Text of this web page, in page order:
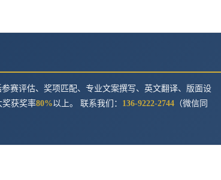
参赛评估、奖项匹配、专业文案撰写、英文翻译、版面设
奖获奖率80%以上。 联系我们： 136-9222-2744 （微信同